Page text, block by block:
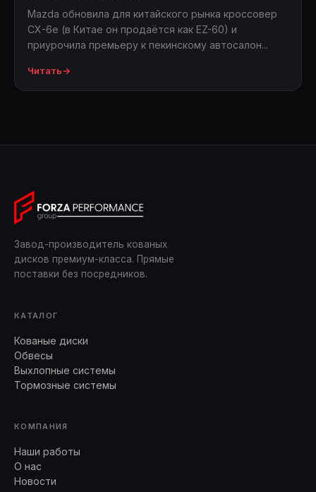
Mazda обновила для китайского рынка кроссовер
CX-6e (в Китае он продаётся как EZ-60) и
приурочила премьеру к пекинскому автосалон...
Читать→
Завод-производитель кованых
дисков премиум-класса. Прямые
поставки без посредников.
КАТАЛОГ
Кованые диски
Обвесы
Выхлопные системы
Тормозные системы
КОМПАНИЯ
Наши работы
О нас
Новости